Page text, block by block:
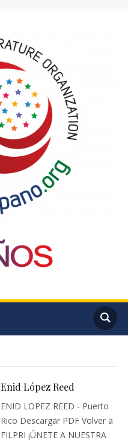
Enid López Reed
ENID LOPEZ REED - Puerto
Rico Descargar PDF Volver a
FILPRI ¡ÚNETE A NUESTRA